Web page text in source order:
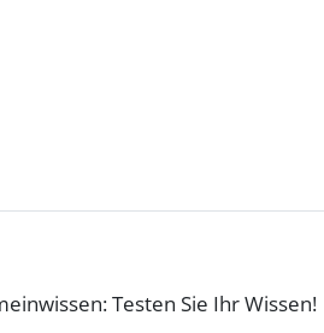
Testen Sie Ihr Wissen!